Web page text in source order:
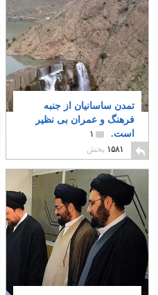
تمدن ساسانیان از جنبه
فرهنگ و عمران بی نظیر
است.
۱
۱۵۸۱ پخش